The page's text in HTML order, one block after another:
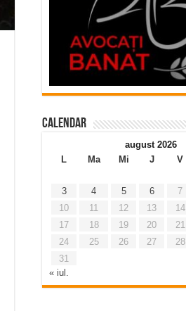
Calendar
august 2026
L
Ma Mi J V
3
4 5 6 7
10
11 12 13 14
17
18 19 20 21
24
25 26 27 28
31
« iul.